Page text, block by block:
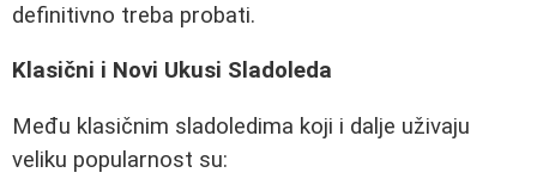
definitivno treba probati.
Klasični i Novi Ukusi Sladoleda
Među klasičnim sladoledima koji i dalje uživaju
veliku popularnost su: